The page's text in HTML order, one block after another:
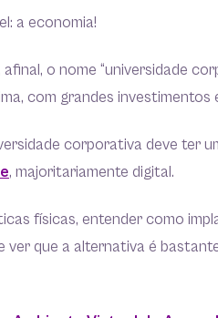
a economia!
o nome “universidade
com grandes investimentos
corporativa deve ter
, majoritariamente digital.
físicas, entender como
que a alternativa é